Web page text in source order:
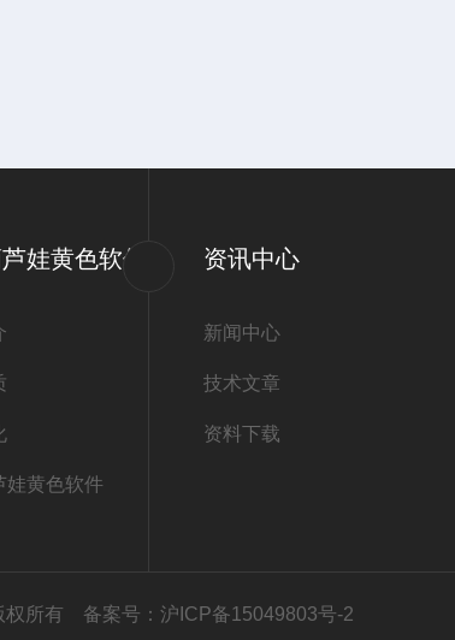
娃黄色软件
娃黄色软件
资讯中心
新闻中心
技术文章
资料下载
权所有 备案号：沪ICP备15049803号-2